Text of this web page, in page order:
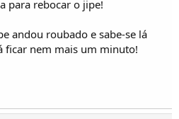
para rebocar o jipe!
andou roubado e sabe-se lá
ficar nem mais um minuto!